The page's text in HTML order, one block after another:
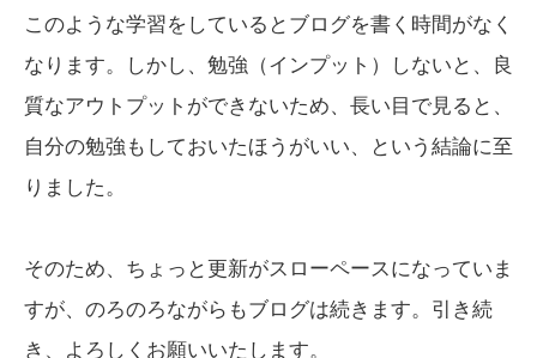
このような学習をしているとブログを書く時間がなく
なります。しかし、勉強（インプット）しないと、良
質なアウトプットができないため、長い目で見ると、
自分の勉強もしておいたほうがいい、という結論に至
りました。
そのため、ちょっと更新がスローペースになっていま
すが、のろのろながらもブログは続きます。引き続
き、よろしくお願いいたします。